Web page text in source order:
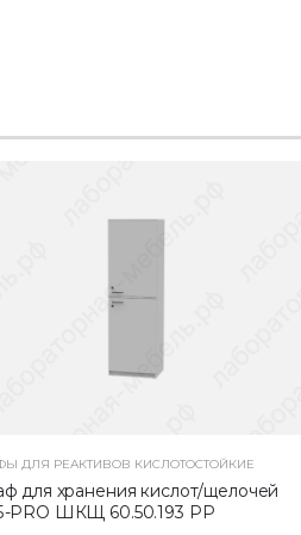
ДЛЯ РЕАКТИВОВ КИСЛОТОСТОЙКИЕ
для хранения кислот/щелочей
PRO ШКЩ 60.50.193 РР